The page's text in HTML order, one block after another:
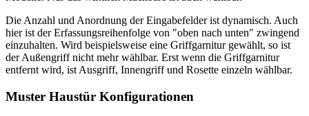
Die Anzahl und Anordnung der Eingabefelder ist dynamisch. Auch
hier ist der Erfassungsreihenfolge von "oben nach unten" zwingend
einzuhalten. Wird beispielsweise eine Griffgarnitur gewählt, so ist
der Außengriff nicht mehr wählbar. Erst wenn die Griffgarnitur
entfernt wird, ist Ausgriff, Innengriff und Rosette einzeln wählbar.
Muster Haustür Konfigurationen